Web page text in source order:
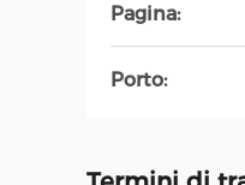
Pagina:
Porto: